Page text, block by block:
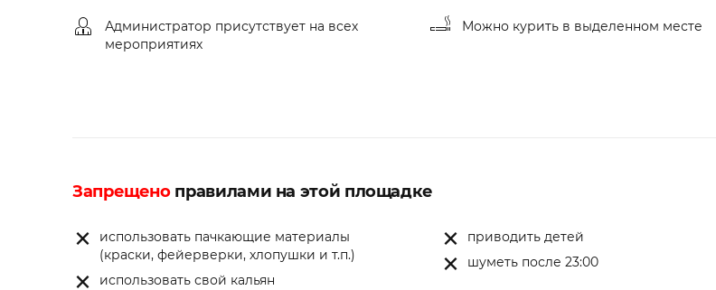
Администратор присутствует на всех
мероприятиях
Можно курить в выделенном месте
Запрещеноправилами на этой площадке
использовать пачкающие материалы
(краски, фейерверки, хлопушки и т.п.)
использовать свой кальян
приводить детей
шуметь после 23:00